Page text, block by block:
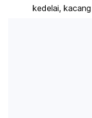
kedelai,